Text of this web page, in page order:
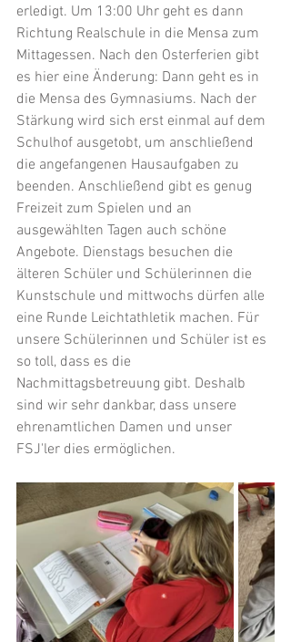
erledigt. Um 13:00 Uhr geht es dann
Richtung Realschule in die Mensa zum
Mittagessen. Nach den Osterferien gibt
es hier eine Änderung: Dann geht es in
die Mensa des Gymnasiums. Nach der
Stärkung wird sich erst einmal auf dem
Schulhof ausgetobt, um anschließend
die angefangenen Hausaufgaben zu
beenden. Anschließend gibt es genug
Freizeit zum Spielen und an
ausgewählten Tagen auch schöne
Angebote. Dienstags besuchen die
älteren Schüler und Schülerinnen die
Kunstschule und mittwochs dürfen alle
eine Runde Leichtathletik machen. Für
unsere Schülerinnen und Schüler ist es
so toll, dass es die
Nachmittagsbetreuung gibt. Deshalb
sind wir sehr dankbar, dass unsere
ehrenamtlichen Damen und unser
FSJ'ler dies ermöglichen.